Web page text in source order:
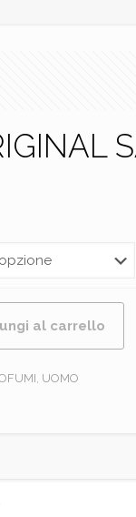
al carrello
, UOMO